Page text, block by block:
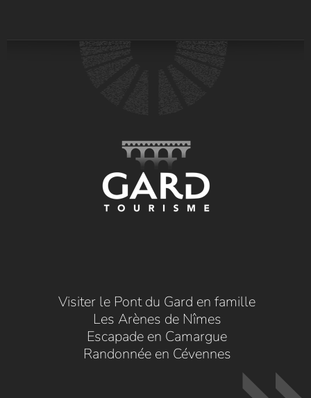
Visiter le Pont du Gard en famille
Les Arènes de Nîmes
Escapade en Camargue
Randonnée en Cévennes